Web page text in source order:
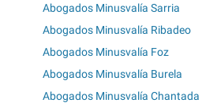
Abogados Minusvalía Sarria
Abogados Minusvalía Ribadeo
Abogados Minusvalía Foz
Abogados Minusvalía Burela
Abogados Minusvalía Chantada